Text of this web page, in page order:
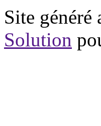
Site
Solution